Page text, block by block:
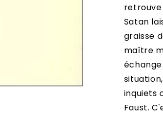
Satan
graisse
maître
inquiets
Faust.